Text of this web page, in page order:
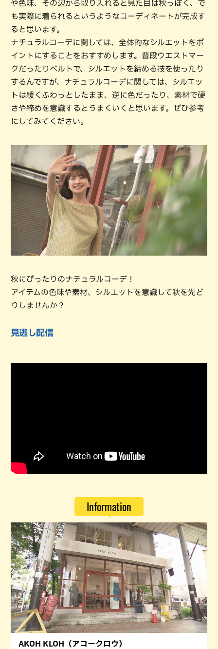
や色味、その辺から取り入れると見た目は秋っぽく、で
も実際に着られるというようなコーディネートが完成す
ると思います。
ナチュラルコーデに関しては、全体的なシルエットをポ
イントにすることをおすすめします。普段ウエストマー
クだったりベルトで、シルエットを締める技を使ったり
するんですが、ナチュラルコーデに関しては、シルエッ
トは緩くふわっとしたまま、逆に色だったり、素材で硬
さや締めを意識するとうまくいくと思います。ぜひ参考
にしてみてください。
秋にぴったりのナチュラルコーデ！
アイテムの色味や素材、シルエットを意識して秋を先ど
りしませんか？
見逃し配信
Information
AKOH KLOH（アコークロウ）